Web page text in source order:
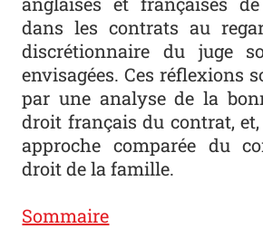
dans les contrats au
discrétionnaire du juge
envisagées. Ces réflexions
par une analyse de la
droit français du contrat,
approche comparée du
droit de la famille.
Sommaire